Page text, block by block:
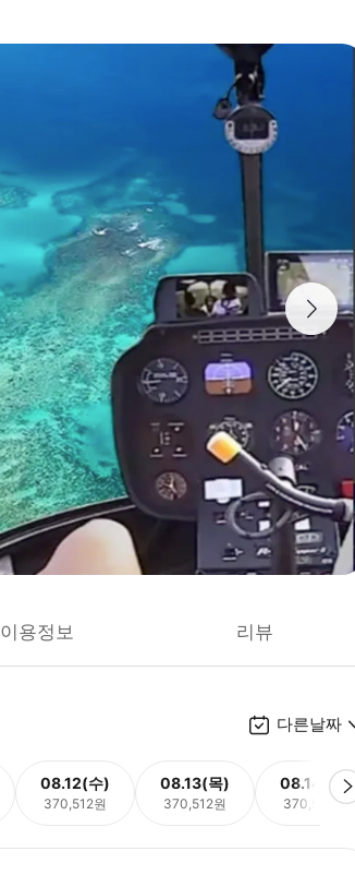
이용정보 리뷰
다른날짜
08.12(수)
370,512원
08.13(목)
370,512원
08.14(금)
370,512원